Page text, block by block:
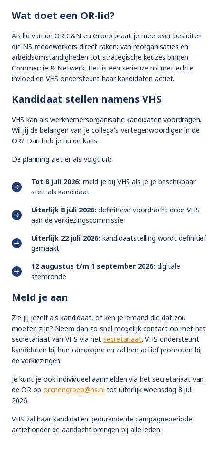
Wat doet een OR-lid?
Als lid van de OR C&N en Groep praat je mee over besluiten
die NS-medewerkers direct raken: van reorganisaties en
arbeidsomstandigheden tot strategische keuzes binnen
Commercie & Netwerk. Het is een serieuze rol met echte
invloed en VHS ondersteunt haar kandidaten actief.
Kandidaat stellen namens VHS
VHS kan als werknemersorganisatie kandidaten voordragen.
Wil jij de belangen van je collega's vertegenwoordigen in de
OR? Dan heb je nu de kans.
De planning ziet er als volgt uit:
Tot 8 juli 2026: meld je bij VHS als je je beschikbaar
stelt als kandidaat
Uiterlijk 8 juli 2026: definitieve voordracht door VHS
aan de verkiezingscommissie
Uiterlijk 22 juli 2026: kandidaatstelling wordt definitief
gemaakt
12 augustus t/m 1 september 2026: digitale
stemronde
Meld je aan
Zie jij jezelf als kandidaat, of ken je iemand die dat zou
moeten zijn? Neem dan zo snel mogelijk contact op met het
secretariaat van VHS via het secretariaat. VHS ondersteunt
kandidaten bij hun campagne en zal hen actief promoten bij
de verkiezingen.
Je kunt je ook individueel aanmelden via het secretariaat van
de OR op or.cnengroep@ns.nl tot uiterlijk woensdag 8 juli
2026.
VHS zal haar kandidaten gedurende de campagneperiode
actief onder de aandacht brengen bij alle leden.